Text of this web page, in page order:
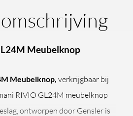
Meubelknop
Meubelknop,verkrijgbaar bij
RIVIO GL24M meubelknop
ontworpen door Gensler is